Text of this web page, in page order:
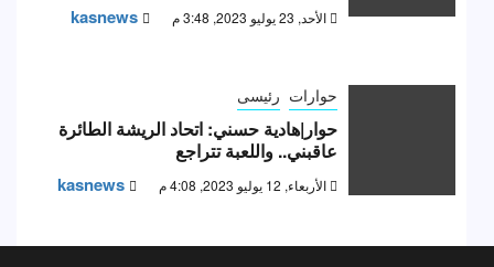
الأحد, 23 يوليو 2023, 3:48 م kasnews
حوارات رئيسى
حوار|هادية حسني: اتحاد الريشة الطائرة
عاقبني.. واللعبة تتراجع
الأربعاء, 12 يوليو 2023, 4:08 م kasnews